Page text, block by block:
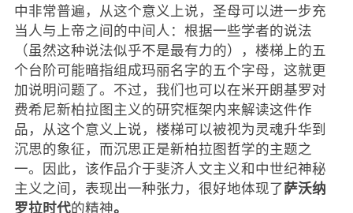
中非常普遍，从这个意义上说，圣母可以进一步充
当人与上帝之间的中间人：根据一些学者的说法
（虽然这种说法似乎不是最有力的），楼梯上的五
个台阶可能暗指组成玛丽名字的五个字母，这就更
加说明问题了。不过，我们也可以在米开朗基罗对
费希尼新柏拉图主义的研究框架内来解读这件作
品，从这个意义上说，楼梯可以被视为灵魂升华到
沉思的象征，而沉思正是新柏拉图哲学的主题之
一。因此，该作品介于斐济人文主义和中世纪神秘
主义之间，表现出一种张力，很好地体现了萨沃纳
罗拉时代的精神。